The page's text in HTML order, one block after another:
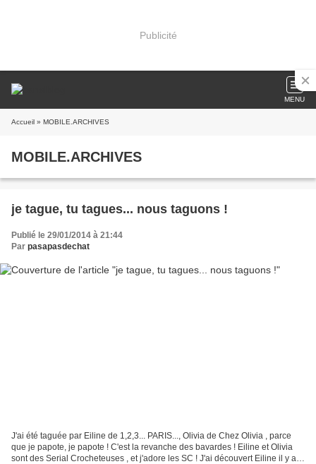
Publicité
MENU
Accueil » MOBILE.ARCHIVES
MOBILE.ARCHIVES
je tague, tu tagues... nous taguons !
Publié le 29/01/2014 à 21:44
Par pasapasdechat
J'ai été taguée par Eiline de 1,2,3... PARIS..., Olivia de Chez Olivia , parce
que je papote, je papote ! C'est la revanche des bavardes ! Eiline et Olivia
sont des Serial Crocheteuses , et j'adore les SC ! J'ai découvert Eiline il y a